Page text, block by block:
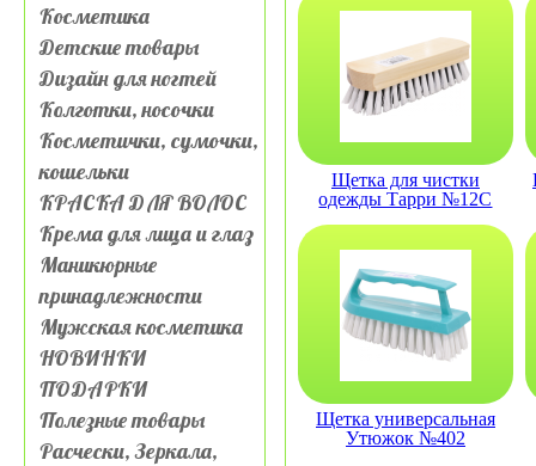
Косметика
Детские товары
Дизайн для ногтей
Колготки, носочки
Косметички, сумочки,
кошельки
КРАСКА ДЛЯ ВОЛОС
Крема для лица и глаз
Маникюрные
принадлежности
Мужская косметика
НОВИНКИ
ПОДАРКИ
Полезные товары
Расчески, Зеркала,
Щетка для чистки
одежды Тарри №12С
Щетка универсальная
Утюжок №402